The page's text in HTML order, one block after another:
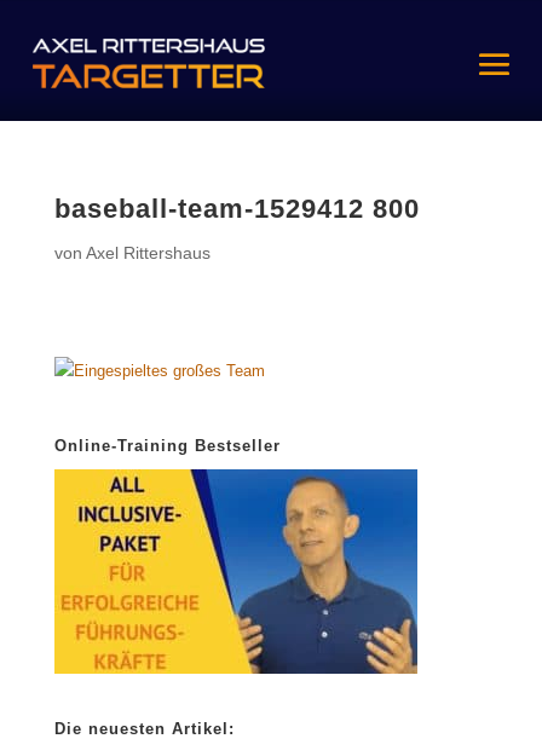
baseball-team-1529412 800
von Axel Rittershaus
Online-Training Bestseller
Die neuesten Artikel: